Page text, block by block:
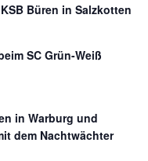
Büren in Salzkotten
SC Grün-Weiß
in Warburg und
dem Nachtwächter